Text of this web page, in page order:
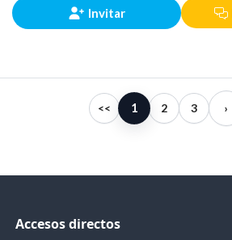
Invitar
<< 1 2 3 ›
Accesos directos